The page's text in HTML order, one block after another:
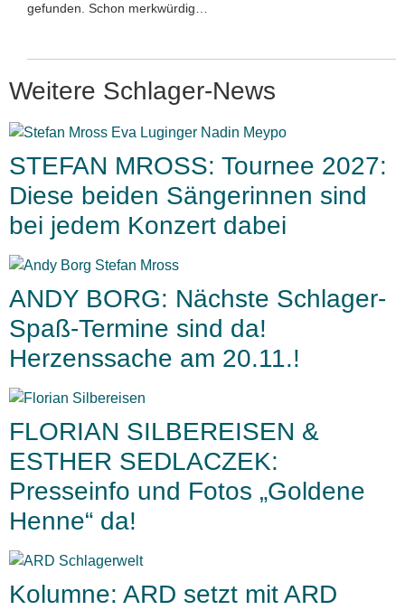
gefunden. Schon merkwürdig…
Weitere Schlager-News
STEFAN MROSS: Tournee 2027:
Diese beiden Sängerinnen sind
bei jedem Konzert dabei
ANDY BORG: Nächste Schlager-
Spaß-Termine sind da!
Herzenssache am 20.11.!
FLORIAN SILBEREISEN &
ESTHER SEDLACZEK:
Presseinfo und Fotos „Goldene
Henne“ da!
Kolumne: ARD setzt mit ARD